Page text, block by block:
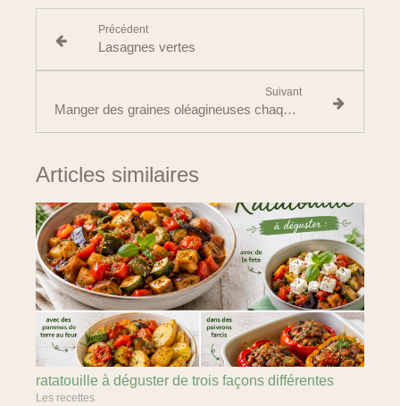
Précédent
Lasagnes vertes
Suivant
Manger des graines oléagineuses chaque jour : simple effet de mode… ou vrai atout santé ?
Articles similaires
ratatouille à déguster de trois façons différentes
Les recettes